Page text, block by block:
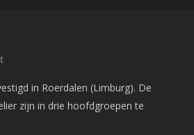
in Roerdalen (Limburg). De
zijn in drie hoofdgroepen te